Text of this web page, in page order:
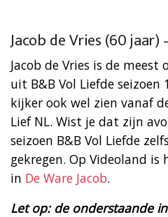
Jacob de Vries (60
Jacob de Vries is de
uit B&B Vol Liefde seizoen
kijker ook wel zien vanaf
Lief NL. Wist je dat zijn
seizoen B&B Vol Liefde
gekregen. Op Videoland
in De Ware Jacob.
Let op: de onderstaande